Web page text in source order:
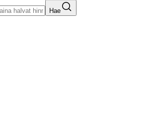
Hae